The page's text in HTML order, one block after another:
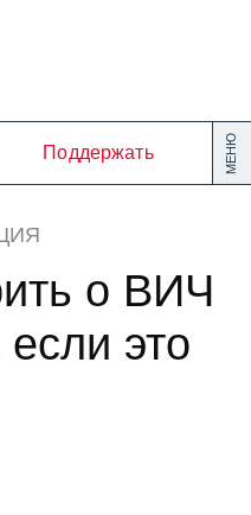
МЕНЮ
Поддержать
о ВИЧ
это